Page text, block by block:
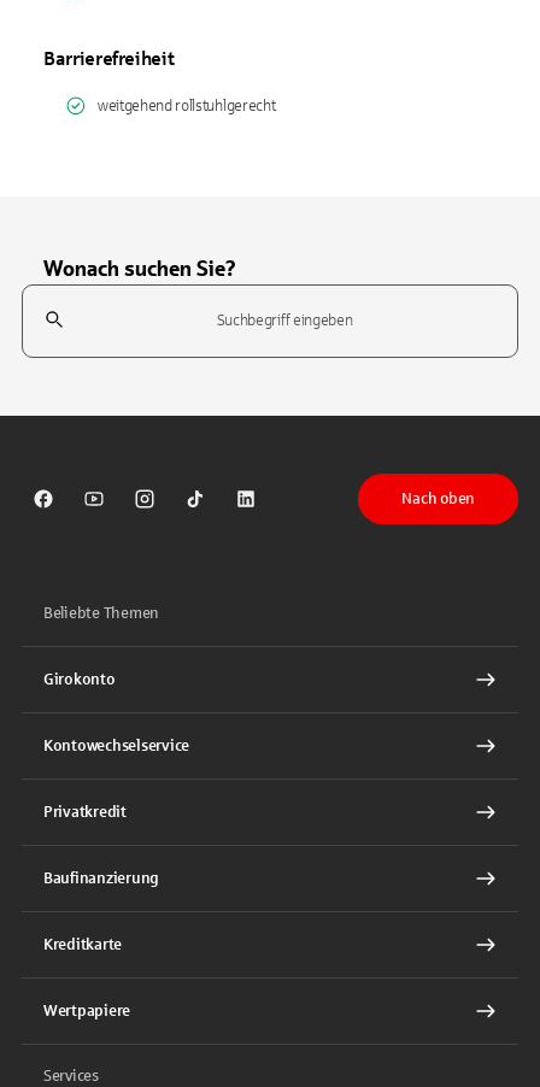
Barrierefreiheit
weitgehend rollstuhlgerecht
Wonach suchen Sie?
Suchfeld
Sparkasse auf Facebook
Sparkasse auf Youtube
Sparkasse auf Instagram
Sparkasse auf TikTok
Sparkasse auf LinkedIn
Nach oben
Beliebte Themen
Girokonto
Kontowechselservice
Privatkredit
Baufinanzierung
Kreditkarte
Wertpapiere
Services